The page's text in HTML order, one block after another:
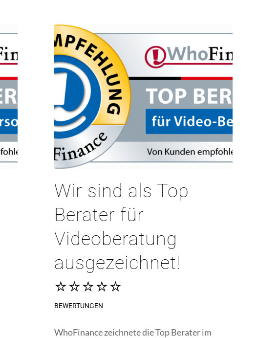
Wir sind als Top
Berater für
Videoberatung
ausgezeichnet!
⭐⭐⭐⭐⭐
BEWERTUNGEN
WhoFinance zeichnete die Top Berater im